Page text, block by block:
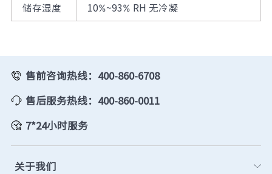
储存湿度 10%~93% RH 无冷凝
售前咨询热线：400-860-6708
售后服务热线：400-860-0011
7*24小时服务
关于我们